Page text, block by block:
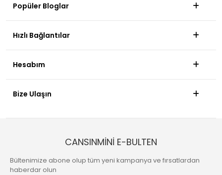
Popüler Bloglar
Hızlı Bağlantılar
Hesabım
Bize Ulaşın
CANSINMİNİ E-BULTEN
Bültenimize abone olup tüm yeni kampanya ve fırsatlardan
haberdar olun